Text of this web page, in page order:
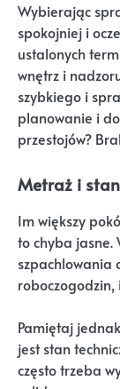
Wybierając
spokojniej i
ustalonych
wnętrz i
szybkiego i
planowanie i
przestojów?
Metraż i
Im większy
to chyba jasne.
szpachlowania
Pamiętaj
jest stan
często trzeba